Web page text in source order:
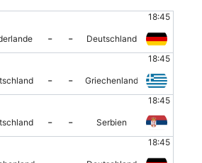
18:45
- -
Deutschland
18:45
- -
Griechenland
18:45
- -
Serbien
18:45